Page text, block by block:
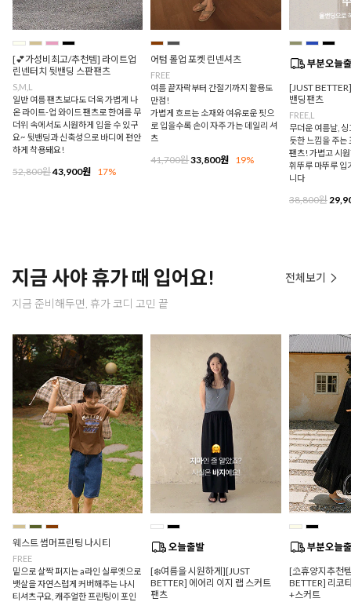
[💕가성비최고/추천템] 라이트업
린넨터치 뒷밴딩 스판팬츠
S,M,L
일반 여름 팬츠보다도 더욱 가볍게 나
온 라이트-업 와이드 팬츠로 한여름 무
더위 속에서도 시원하게 입을 수 있구
요~ 뒷밴딩과 신축성으로 바디에 편안
하게 착용돼요!
52,800원43,900원 17%
어텀 롤업 포켓 린넨셔츠
FREE
여름 끝자락부터 간절기까지 활용도
만점!
가볍게 흐르는 소재와 여유로운 핏으
로 입을수록 손이 자주 가는 데일리 셔
츠
41,700원33,800원 19%
[JUST
밴딩팬츠
FREE,L
무더운 여름날,
듯한 느낌을 주는
팬츠! 가볍고 시
휘뚜루 마뚜루 입
니다
38,800원
지금 사야 휴가 때 입어요!
지금 준비해두면, 휴가 코디 고민 끝
전체보기
웨스트 썸머프린팅 나시티
FREE
밑으로 살짝 퍼지는 a라인 실루엣으로
뱃살을 자연스럽게 커버해주는 나시
티셔츠구요, 캐주얼한 프린팅이 포인
[❄️여름을 시원하게][JUST
BETTER] 에어리 이지 랩 스커트
팬츠
[⛱️휴양지추천
BETTER] 리코
+스커트